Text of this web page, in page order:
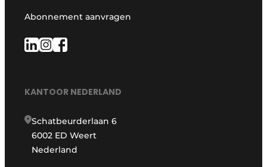
Abonnement aanvragen
KANTOOR NEDERLAND
Schatbeurderlaan 6
6002 ED Weert
Nederland